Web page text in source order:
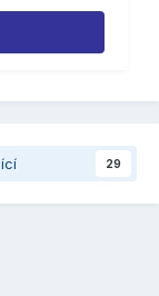
29